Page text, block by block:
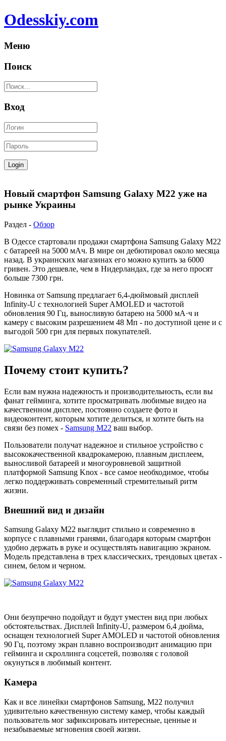
Odesskiy.com
Меню
Поиск
Вход
Новый смартфон Samsung Galaxy M22 уже на
рынке Украины
Раздел - Обзор
В Одессе стартовали продажи смартфона Samsung Galaxy M22
с батареей на 5000 мАч. В мире он дебютировал около месяца
назад. В украинских магазинах его можно купить за 6000
гривен. Это дешевле, чем в Нидерландах, где за него просят
больше 7300 грн.
Новинка от Samsung предлагает 6,4-дюймовый дисплей
Infinity-U с технологией Super AMOLED и частотой
обновления 90 Гц, выносливую батарею на 5000 мА·ч и
камеру с высоким разрешением 48 Мп - по доступной цене и с
выгодой 500 грн для первых покупателей.
Почему стоит купить?
Если вам нужна надежность и производительность, если вы
фанат гейминга, хотите просматривать любимые видео на
качественном дисплее, постоянно создаете фото и
видеоконтент, которым хотите делиться, и хотите быть на
связи без помех - Samsung M22 ваш выбор.
Пользователи получат надежное и стильное устройство с
высококачественной квадрокамерою, плавным дисплеем,
выносливой батареей и многоуровневой защитной
платформой Samsung Knox - все самое необходимое, чтобы
легко поддерживать современный стремительный ритм
жизни.
Внешний вид и дизайн
Samsung Galaxy M22 выглядит стильно и современно в
корпусе с плавными гранями, благодаря которым смартфон
удобно держать в руке и осуществлять навигацию экраном.
Модель представлена в трех классических, трендовых цветах -
синем, белом и черном.
Они безупречно подойдут и будут уместен вид при любых
обстоятельствах. Дисплей Infinity-U, размером 6,4 дюйма,
оснащен технологией Super AMOLED и частотой обновления
90 Гц, поэтому экран плавно воспроизводит анимацию при
гейминга и скроллинга соцсетей, позволяя с головой
окунуться в любимый контент.
Камера
Как и все линейки смартфонов Samsung, M22 получил
удивительно качественную систему камер, чтобы каждый
пользователь мог зафиксировать интересные, ценные и
незабываемые мгновения своей жизни.